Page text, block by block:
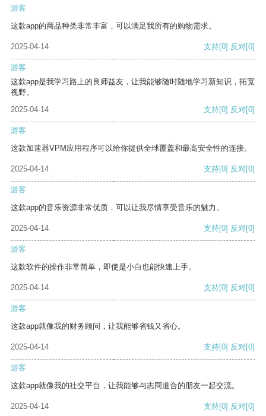
游客
这款app的商品种类非常丰富，可以满足我所有的购物需求。
2025-04-14 支持[0] 反对[0]
游客
这款app是我学习路上的良师益友，让我能够随时随地学习新知识，拓宽
视野。
2025-04-14
支持[0] 反对[0]
游客
这款加速器VPM应用程序可以给你提供全球覆盖和最高安全性的连接。
2025-04-14 支持[0] 反对[0]
游客
这款app的音乐资源非常优质，可以让我尽情享受音乐的魅力。
2025-04-14 支持[0] 反对[0]
游客
这款软件的操作非常简单，即使是小白也能快速上手。
2025-04-14 支持[0] 反对[0]
游客
这款app就像我的财务顾问，让我能够省钱又省心。
2025-04-14 支持[0] 反对[0]
游客
这款app就像我的社交平台，让我能够与志同道合的朋友一起交流。
2025-04-14 支持[0] 反对[0]